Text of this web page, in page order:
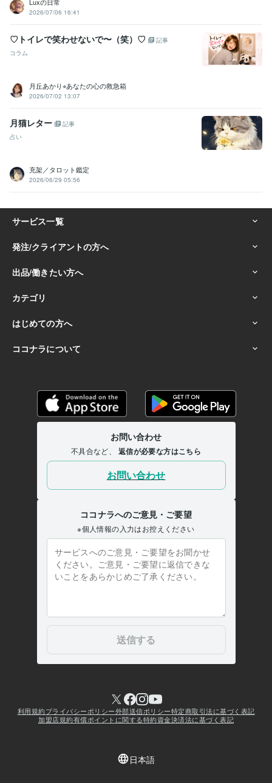
2026/07/06 16:41
♡トイレで笑わせないで〜（笑）♡
記事
コラム
月丘あかり⭐︎あなたの心の救急箱
2026/07/02 13:07
月猫レター
記事
占い
充架／タロット鑑定
2026/06/29 05:56